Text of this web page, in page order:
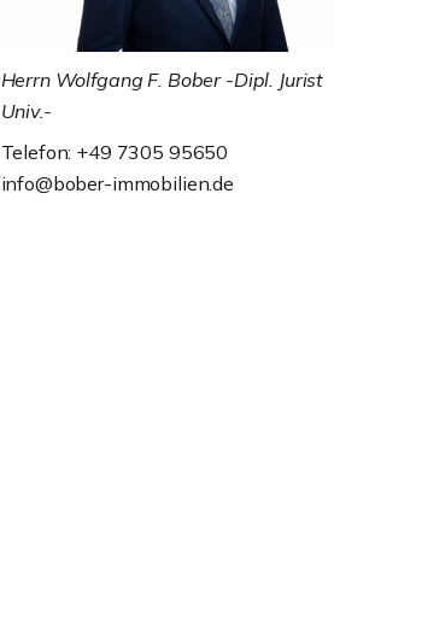
Herrn Wolfgang F. Bober -Dipl. Jurist
Univ.-
Telefon: +49 7305 95650
info@bober-immobilien.de